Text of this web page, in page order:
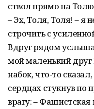
ствол прямо на
– Эх, Толя, Толя! – я
строчить с
Вдруг рядом
мой маленький
набок, что-то
сердцах стукнув по
врагу: – Фашистская